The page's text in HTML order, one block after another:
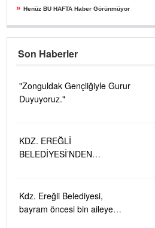
» Henüz BU HAFTA Haber Görünmüyor
Son Haberler
"Zonguldak Gençliğiyle Gurur
Duyuyoruz."
KDZ. EREĞLİ
BELEDİYESİ’NDEN
Kdz. Ereğli Belediyesi,
bayram öncesi bin aileye